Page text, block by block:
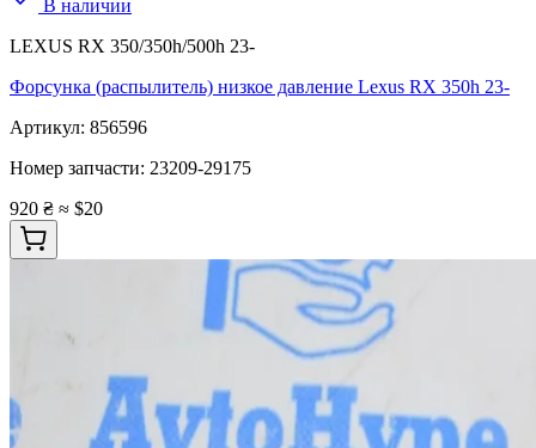
В наличии
LEXUS RX 350/350h/500h 23-
Форсунка (распылитель) низкое давление Lexus RX 350h 23-
Артикул: 856596
Номер запчасти: 23209-29175
920 ₴ ≈ $20